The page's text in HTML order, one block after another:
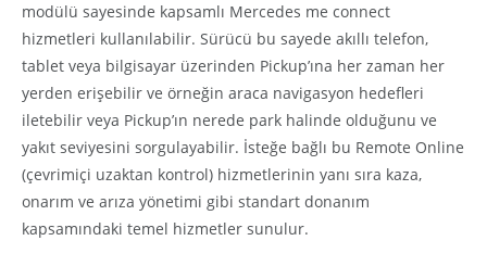
modülü sayesinde kapsamlı Mercedes me connect
hizmetleri kullanılabilir. Sürücü bu sayede akıllı telefon,
tablet veya bilgisayar üzerinden Pickup’ına her zaman her
yerden erişebilir ve örneğin araca navigasyon hedefleri
iletebilir veya Pickup’ın nerede park halinde olduğunu ve
yakıt seviyesini sorgulayabilir. İsteğe bağlı bu Remote Online
(çevrimiçi uzaktan kontrol) hizmetlerinin yanı sıra kaza,
onarım ve arıza yönetimi gibi standart donanım
kapsamındaki temel hizmetler sunulur.